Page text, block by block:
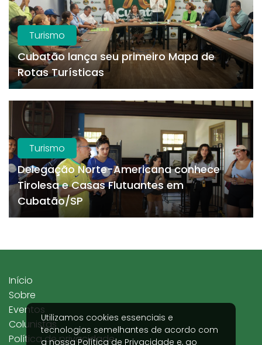
Turismo
Cubatão lança seu primeiro Mapa de
Rotas Turísticas
Turismo
Delegação Norte-Americana conhece
Tirolesa e Casas Flutuantes em
Cubatão/SP
Utilizamos cookies essenciais e
tecnologias semelhantes de acordo com
a nossaPolítica de Privacidade e, ao
Início
Sobre
Eventos
Colunistas
Política de privacidade